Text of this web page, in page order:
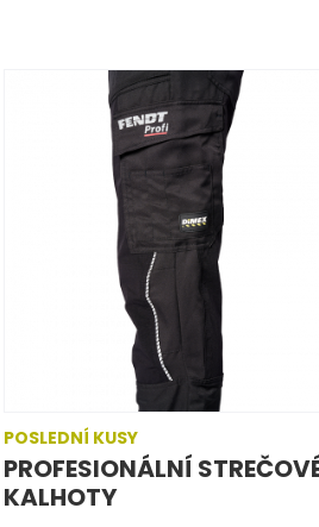
POSLEDNÍ KUSY
PROFESIONÁLNÍ
KALHOTY